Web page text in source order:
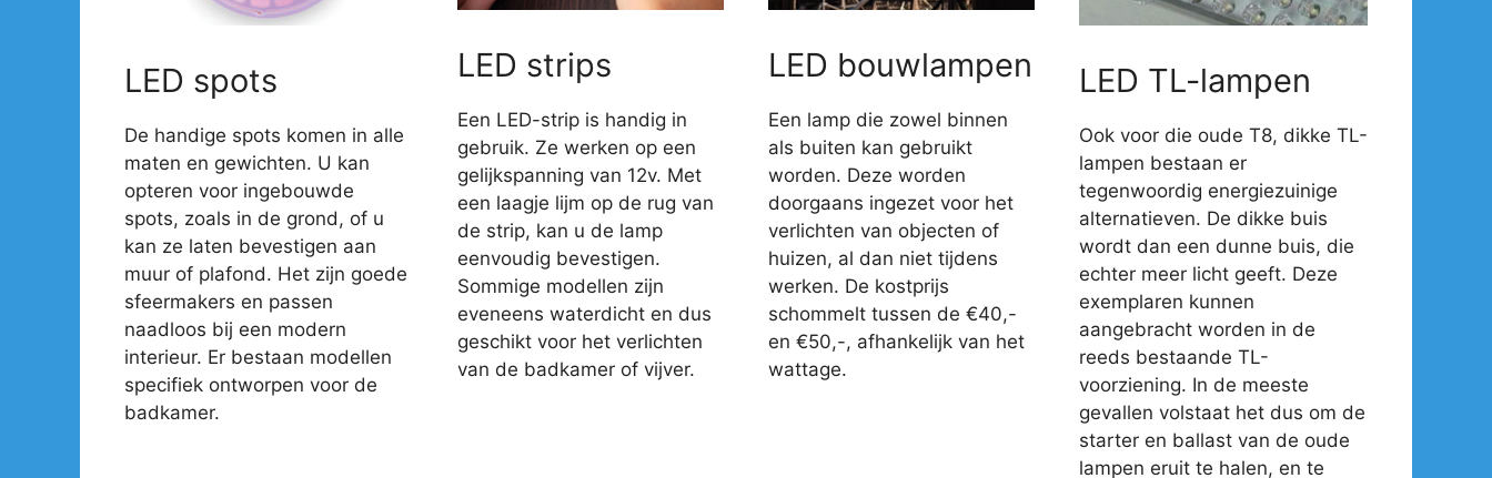
LED spots
De handige spots komen in alle
maten en gewichten. U kan
opteren voor ingebouwde
spots, zoals in de grond, of u
kan ze laten bevestigen aan
muur of plafond. Het zijn goede
sfeermakers en passen
naadloos bij een modern
interieur. Er bestaan modellen
specifiek ontworpen voor de
badkamer.
LED strips
Een LED-strip is handig in
gebruik. Ze werken op een
gelijkspanning van 12v. Met
een laagje lijm op de rug van
de strip, kan u de lamp
eenvoudig bevestigen.
Sommige modellen zijn
eveneens waterdicht en dus
geschikt voor het verlichten
van de badkamer of vijver.
LED bouwlampen
Een lamp die zowel binnen
als buiten kan gebruikt
worden. Deze worden
doorgaans ingezet voor het
verlichten van objecten of
huizen, al dan niet tijdens
werken. De kostprijs
schommelt tussen de €40,-
en €50,-, afhankelijk van het
wattage.
LED TL-lampen
Ook voor die oude T8, dikke TL-
lampen bestaan er
tegenwoordig energiezuinige
alternatieven. De dikke buis
wordt dan een dunne buis, die
echter meer licht geeft. Deze
exemplaren kunnen
aangebracht worden in de
reeds bestaande TL-
voorziening. In de meeste
gevallen volstaat het dus om de
starter en ballast van de oude
lampen eruit te halen, en te